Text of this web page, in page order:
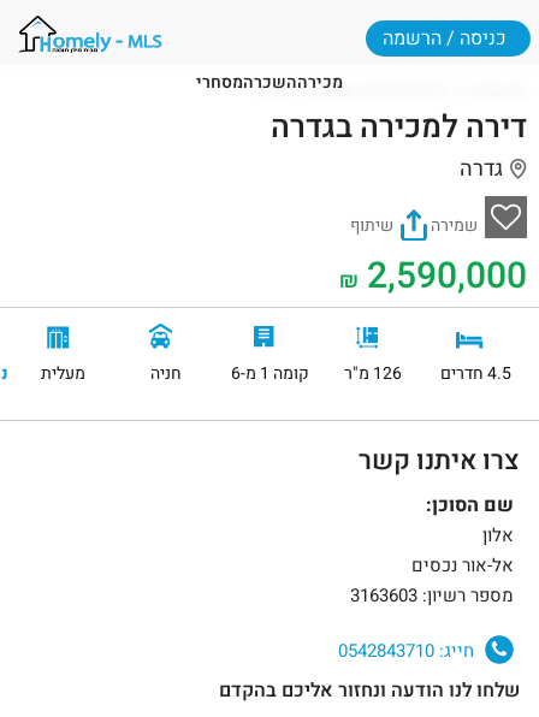
מכירההשכרהמסחרי
כניסה / הרשמה
דירות למכירה בגדרה גדרה
דירה למכירה בגדרה
גדרה
שמירה שיתוף
2,590,000
₪
4.5 חדרים 126 מ"ר קומה 1 מ-6 חניה מעלית
צרו איתנו קשר
שם הסוכן:
אלון
אל-אור נכסים
מספר רשיון: 3163603
חייג:
שלחו לנו הודעה ונחזור אליכם בהקדם